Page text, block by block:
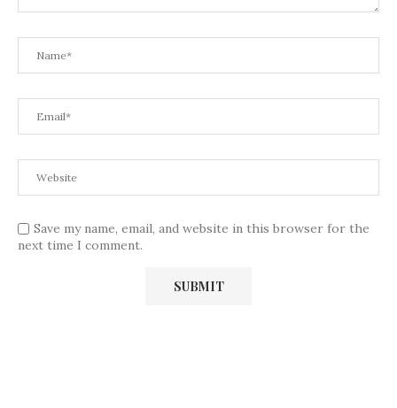
Save my name, email, and website in this browser for the
next time I comment.